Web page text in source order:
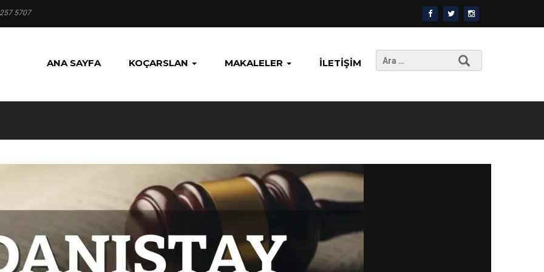
5707
ANA SAYFA KOÇARSLAN MAKALELER İLETIŞIM
Arama: